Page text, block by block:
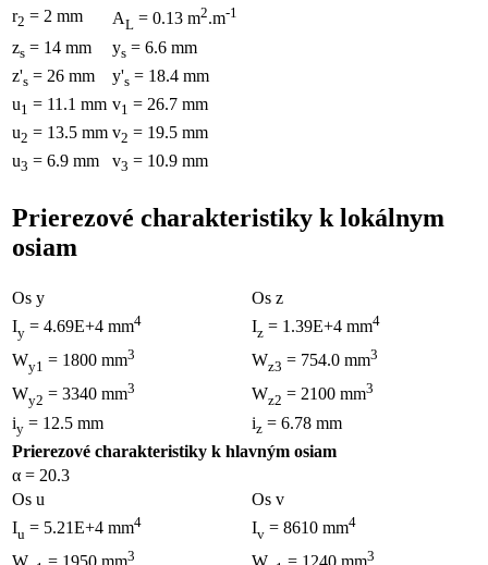
r2 = 2 mm AL = 0.13 m2.m-1
zs = 14 mm ys = 6.6 mm
z's = 26 mm y's = 18.4 mm
u1 = 11.1 mm v1 = 26.7 mm
u2 = 13.5 mm v2 = 19.5 mm
u3 = 6.9 mm v3 = 10.9 mm
Prierezové charakteristiky k lokálnym
osiam
Os y
Os z
Iy = 4.69E+4 mm4 Iz = 1.39E+4 mm4
Wy1 = 1800 mm3 Wz3 = 754.0 mm3
Wy2 = 3340 mm3 Wz2 = 2100 mm3
iy = 12.5 mm iz = 6.78 mm
Prierezové charakteristiky k hlavným osiam
α = 20.3
Os u
Os v
Iu = 5.21E+4 mm4 Iv = 8610 mm4
3 3